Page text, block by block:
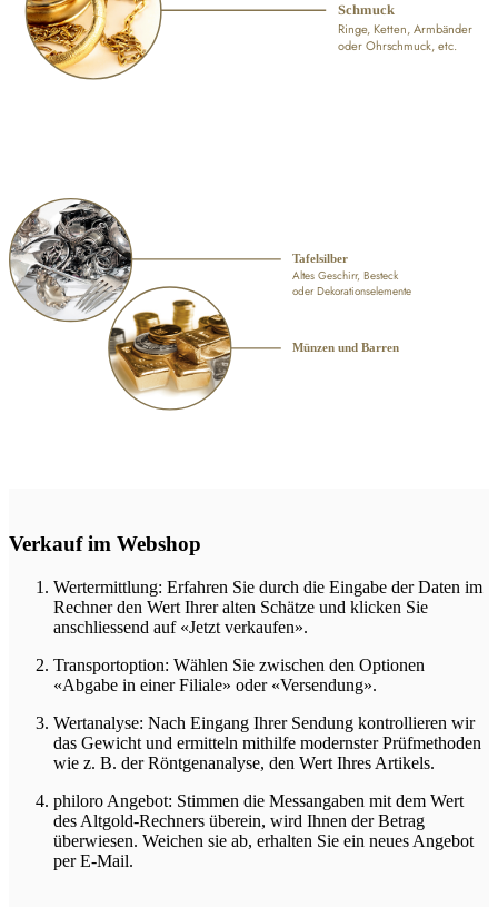
Schmuck
Ringe, Ketten, Armbänder
oder Ohrschmuck, etc.
Münzen und Barren
Altes Geschirr, Besteck
oder Dekorationselemente
Tafelsilber
Verkauf im Webshop
Wertermittlung: Erfahren Sie durch die Eingabe der Daten im
Rechner den Wert Ihrer alten Schätze und klicken Sie
anschliessend auf «Jetzt verkaufen».
Transportoption: Wählen Sie zwischen den Optionen
«Abgabe in einer Filiale» oder «Versendung».
Wertanalyse: Nach Eingang Ihrer Sendung kontrollieren wir
das Gewicht und ermitteln mithilfe modernster Prüfmethoden
wie z. B. der Röntgenanalyse, den Wert Ihres Artikels.
philoro Angebot: Stimmen die Messangaben mit dem Wert
des Altgold-Rechners überein, wird Ihnen der Betrag
überwiesen. Weichen sie ab, erhalten Sie ein neues Angebot
per E-Mail.